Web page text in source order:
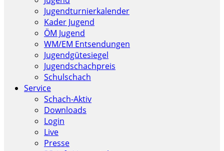
Jugendturnierkalender
Kader Jugend
ÖM Jugend
WM/EM Entsendungen
Jugendgütesiegel
Jugendschachpreis
Schulschach
Service
Schach-Aktiv
Downloads
Login
Live
Presse